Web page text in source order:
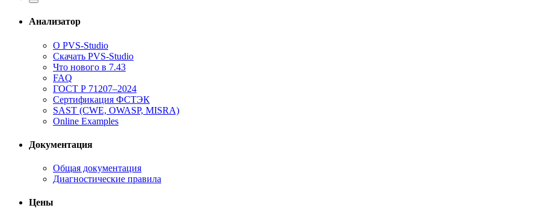
Анализатор
О PVS-Studio
Скачать PVS-Studio
Что нового в 7.43
FAQ
ГОСТ Р 71207–2024
Сертификация ФСТЭК
SAST (CWE, OWASP, MISRA)
Online Examples
Документация
Общая документация
Диагностические правила
Цены